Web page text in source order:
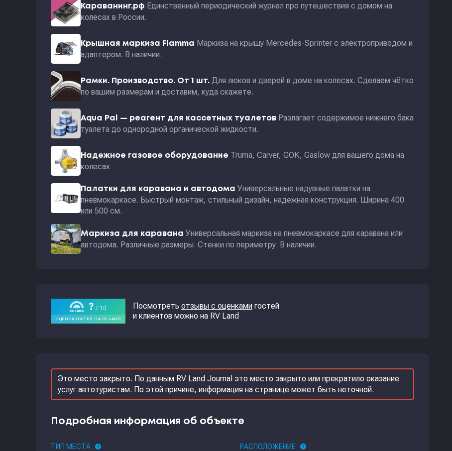
Караванинг.рф Единственный периодический журнал про путешествия с домом на
колесах в России.
Крышная маркиза Fiamma Маркиза на крышу Mercedes-Sprinter с электроприводом и
адаптером. В наличии.
Рамки. Производство. От 1 шт. Для люков и дверей в доме на колесах. Сделаем чётко
по вашим размерам и доставим, куда скажете.
Aqua Pal — pеагент для кассетных туалетов Разлагает содержимое нижнего бака
туалета до однородной органической жидкости.
Надежное газовое оборудование Truma, Carver, GOK, Gaslow для вашего дома на
колесах
Палатки для каравана и автодома Универсальные надувные палатки на
пневмокаркасе. Быстрый монтаж, стильный дизайн, надежная конструкция. Ширина 400
или 500 см.
Маркиза для каравана Универсальная маркиза на пневмокаркасе для каравана или
автодома. Различные размеры. Стенки по периметру. В наличии.
Посмотреть отзывы с оценками гостей
и клиентов можно на RV Land
Это место закрыто. По данным RV Land Journal это место закрыто или прекратило оказание
услуг автотуристам. По этой причине, информация на странице может быть неточной.
Подробная информация об объекте
ТИП МЕСТА help РАСПОЛОЖЕНИЕ help